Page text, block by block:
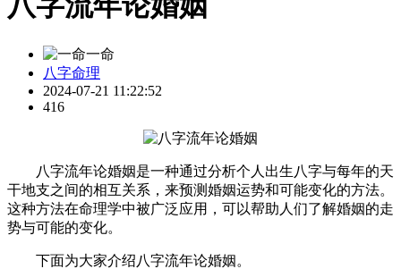
一命
八字命理
2024-07-21 11:22:52
416
八字流年论婚姻是一种通过分析个人出生八字与每年的天
干地支之间的相互关系，来预测婚姻运势和可能变化的方法。
这种方法在命理学中被广泛应用，可以帮助人们了解婚姻的走
势与可能的变化。
下面为大家介绍八字流年论婚姻。